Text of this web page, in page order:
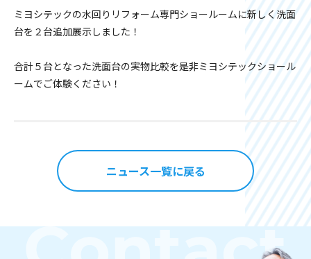
ミヨシテックの水回りリフォーム専門ショールームに新しく洗面
台を２台追加展示しました！
合計５台となった洗面台の実物比較を是非ミヨシテックショール
ームでご体験ください！
ニュース一覧に戻る